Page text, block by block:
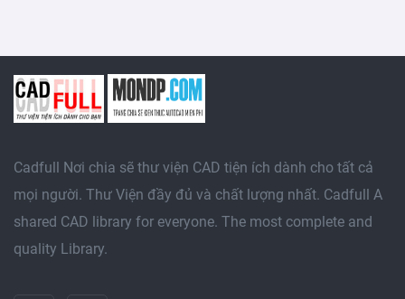
Cadfull Nơi chia sẽ thư viện CAD tiện ích dành cho tất cả
mọi người. Thư Viện đầy đủ và chất lượng nhất. Cadfull A
shared CAD library for everyone. The most complete and
quality Library.